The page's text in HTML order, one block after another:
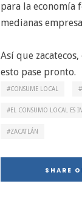
para la economía
medianas
Así que
esto pase pronto.
CONSUME LOCAL
EL CONSUMO LOCAL ES
ZACATLÁN
SHARE